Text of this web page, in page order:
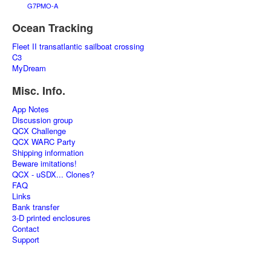
G7PMO-A
Ocean Tracking
Fleet II transatlantic sailboat crossing
C3
MyDream
Misc. Info.
App Notes
Discussion group
QCX Challenge
QCX WARC Party
Shipping information
Beware imitations!
QCX - uSDX... Clones?
FAQ
Links
Bank transfer
3-D printed enclosures
Contact
Support